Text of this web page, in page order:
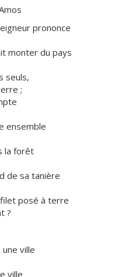
prononce
monter du pays
seuls,
;
ensemble
la forêt
de sa tanière
posé à terre
?
ville
ville